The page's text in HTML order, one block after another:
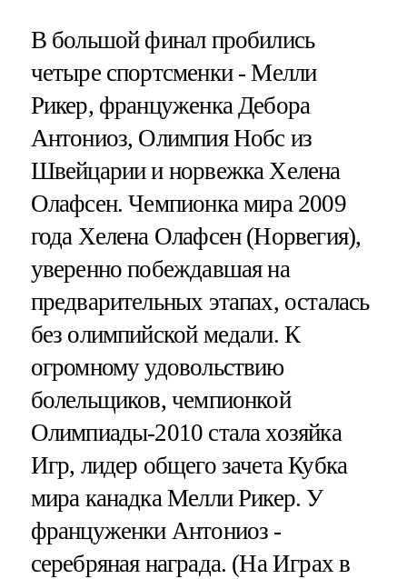
В большой финал пробились
четыре спортсменки - Мелли
Рикер, француженка Дебора
Антониоз, Олимпия Нобс из
Швейцарии и норвежка Хелена
Олафсен. Чемпионка мира 2009
года Хелена Олафсен (Норвегия),
уверенно побеждавшая на
предварительных этапах, осталась
без олимпийской медали. К
огромному удовольствию
болельщиков, чемпионкой
Олимпиады-2010 стала хозяйка
Игр, лидер общего зачета Кубка
мира канадка Мелли Рикер. У
француженки Антониоз -
серебряная награда. (На Играх в